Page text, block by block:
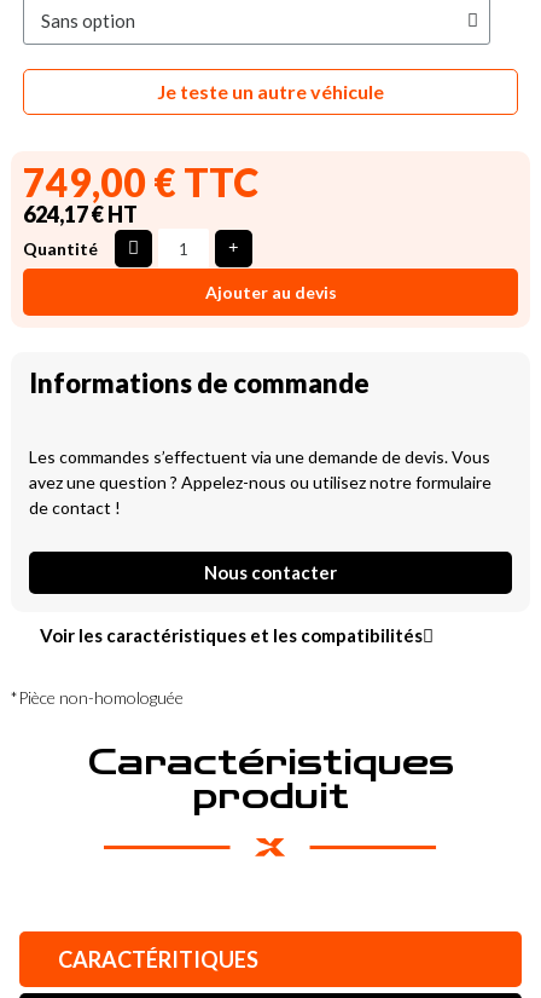
Je teste un autre véhicule
749,00 € TTC
624,17 € HT
Quantité
Ajouter au devis
Informations de commande
Les commandes s’effectuent via une demande de devis. Vous
avez une question ? Appelez-nous ou utilisez notre formulaire
de contact !
Nous contacter
Voir les caractéristiques et les compatibilités
*Pièce non-homologuée
Caractéristiques
produit
CARACTÉRITIQUES